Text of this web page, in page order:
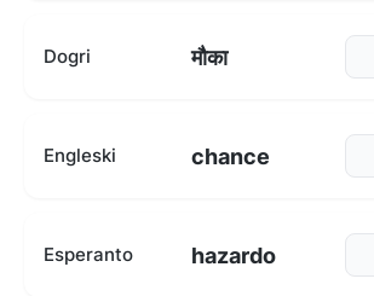
Dogri मौका
Engleski chance
Esperanto hazardo